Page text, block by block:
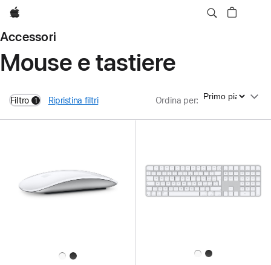
Apple
Accessori
Mouse e tastiere
Filtro 1
filters active
Ripristina filtri Ordina per: Ordina per